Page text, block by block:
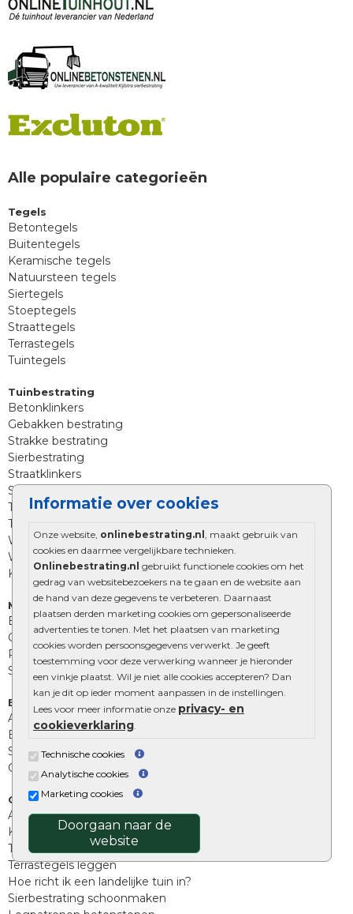
Informatie over cookies
Onze website, onlinebestrating.nl , maakt gebruik van
cookies en daarmee vergelijkbare technieken.
Onlinebestrating.nl gebruikt functionele cookies om het
gedrag van websitebezoekers na te gaan en de website aan
de hand van deze gegevens te verbeteren. Daarnaast
plaatsen derden marketing cookies om gepersonaliseerde
advertenties te tonen. Met het plaatsen van marketing
cookies worden persoonsgegevens verwerkt. Je geeft
toestemming voor deze verwerking wanneer je hieronder
een vinkje plaatst. Wil je niet alle cookies accepteren? Dan
kan je dit op ieder moment aanpassen in de instellingen.
Lees voor meer informatie onze privacy- en
cookieverklaring.
Technische cookies
Analytische cookies
Marketing cookies
Doorgaan naar de
website
Alle populaire categorieën
Tegels
Betontegels
Buitentegels
Keramische tegels
Natuursteen tegels
Siertegels
Stoeptegels
Straattegels
Terrastegels
Tuintegels
Tuinbestrating
Betonklinkers
Gebakken bestrating
Strakke bestrating
Sierbestrating
Straatklinkers
Straatstenen
Trommelstenen
Tuinstenen
Waalformaat
Wildverband bestrating
Kingstones
Muurelementen
Betonbielzen
Opsluitbanden
Palissades
Stapelblokken
Extra benodigdheden
Afwatering en diversen
Beplantings en betonelementen
Split, grind en zand
Oprit tegels
Overig
Aanbiedingen
Kunstgras
Tuintegels outlet
Terrastegels leggen
Hoe richt ik een landelijke tuin in?
Sierbestrating schoonmaken